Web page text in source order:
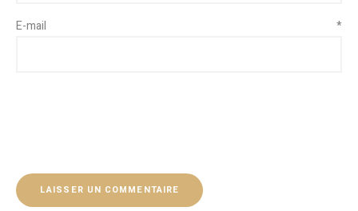
E-mail *